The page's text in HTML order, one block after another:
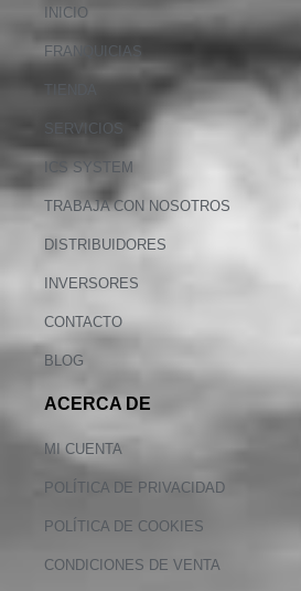
INICIO
FRANQUICIAS
TIENDA
SERVICIOS
ICS SYSTEM
TRABAJA CON NOSOTROS
DISTRIBUIDORES
INVERSORES
CONTACTO
BLOG
ACERCA DE
MI CUENTA
POLÍTICA DE PRIVACIDAD
POLÍTICA DE COOKIES
CONDICIONES DE VENTA